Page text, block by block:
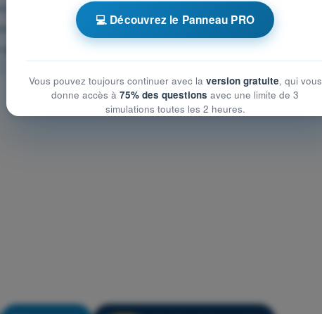
générales de l’UAS
générales de l’UAS
💻 Découvrez le Panneau PRO
Vous pouvez toujours continuer avec la version gratuite, qui vous
donne accès à 75% des questions avec une limite de 3
simulations toutes les 2 heures.